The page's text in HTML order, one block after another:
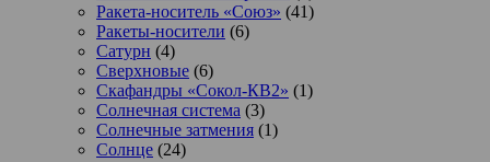
Ракета-носитель «Союз» (41)
Ракеты-носители (6)
Сатурн (4)
Сверхновые (6)
Скафандры «Сокол-КВ2» (1)
Солнечная система (3)
Солнечные затмения (1)
Солнце (24)